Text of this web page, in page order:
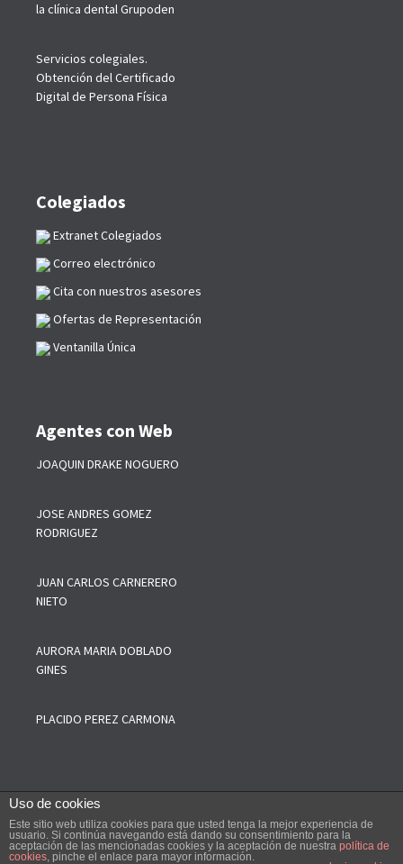
la clínica dental Grupoden
Servicios colegiales.
Obtención del Certificado
Digital de Persona Física
Colegiados
Extranet Colegiados
Correo electrónico
Cita con nuestros asesores
Ofertas de Representación
Ventanilla Única
Agentes con Web
JOAQUIN DRAKE NOGUERO
JOSE ANDRES GOMEZ
RODRIGUEZ
JUAN CARLOS CARNERERO
NIETO
AURORA MARIA DOBLADO
GINES
PLACIDO PEREZ CARMONA
--------COPYRIGHT © 2019 Colegio Oficial de Agentes Comerciales de
Sevilla y Provincia, Todos los Derechos de esta web están
Uso de cookies
Este sitio web utiliza cookies para que usted tenga la mejor experiencia de
usuario. Si continúa navegando está dando su consentimiento para la
aceptación de las mencionadas cookies y la aceptación de nuestra política de
cookies, pinche el enlace para mayor información.